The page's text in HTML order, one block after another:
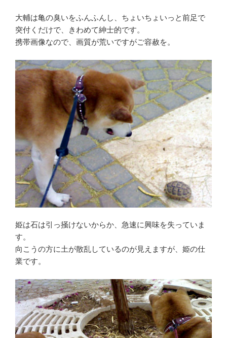
大輔は亀の臭いをふんふんし、ちょいちょいっと前足で
突付くだけで、きわめて紳士的です。
携帯画像なので、画質が荒いですがご容赦を。
姫は石は引っ掻けないからか、急速に興味を失っていま
す。
向こうの方に土が散乱しているのが見えますが、姫の仕
業です。